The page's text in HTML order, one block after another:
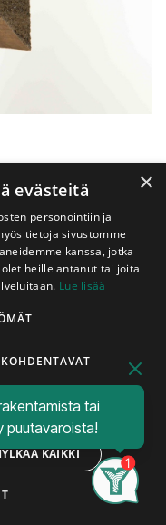
to Cart
Account
AB-Luokka
mm
tuotteen
tuotteessa on
käytetään maan
esim.
ja
ei tule käyttää
maahan, veteen tai
tai
puutavaroista!
×
evästeitä
personointiin ja
tietoja sivustomme
kanssa, jotka
heille antanut tai joita
Lue lisää
KOHDENTAVAT
KAIKKI